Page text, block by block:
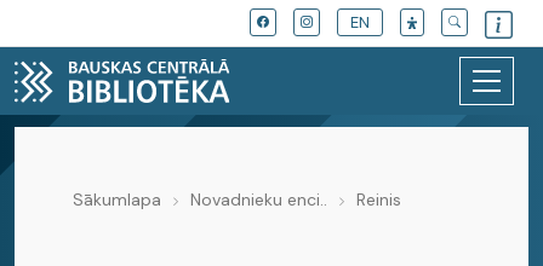
EN
Novadnieku enciklopēdija
Sākumlapa Novadnieku enci.. Reinis